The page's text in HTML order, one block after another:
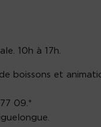
10h à 17h.
boissons et
09.*